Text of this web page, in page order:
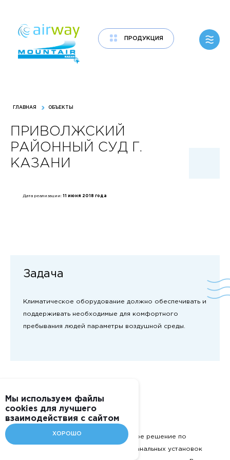
ПРОДУКЦИЯ
ГЛАВНАЯ ОБЪЕКТЫ
ПРИВОЛЖСКИЙ
РАЙОННЫЙ СУД Г.
КАЗАНИ
Дата реализации: 11 июня 2018 года
Задача
Климатическое оборудование должно обеспечивать и
поддерживать необходимые для комфортного
пребывания людей параметры воздушной среды.
Решение
Нами было реализовано самое простое решение по
размещению приточных и вытяжных канальных установок
Мы используем файлы
cookies для лучшего
взаимодействия с сайтом
ХОРОШО